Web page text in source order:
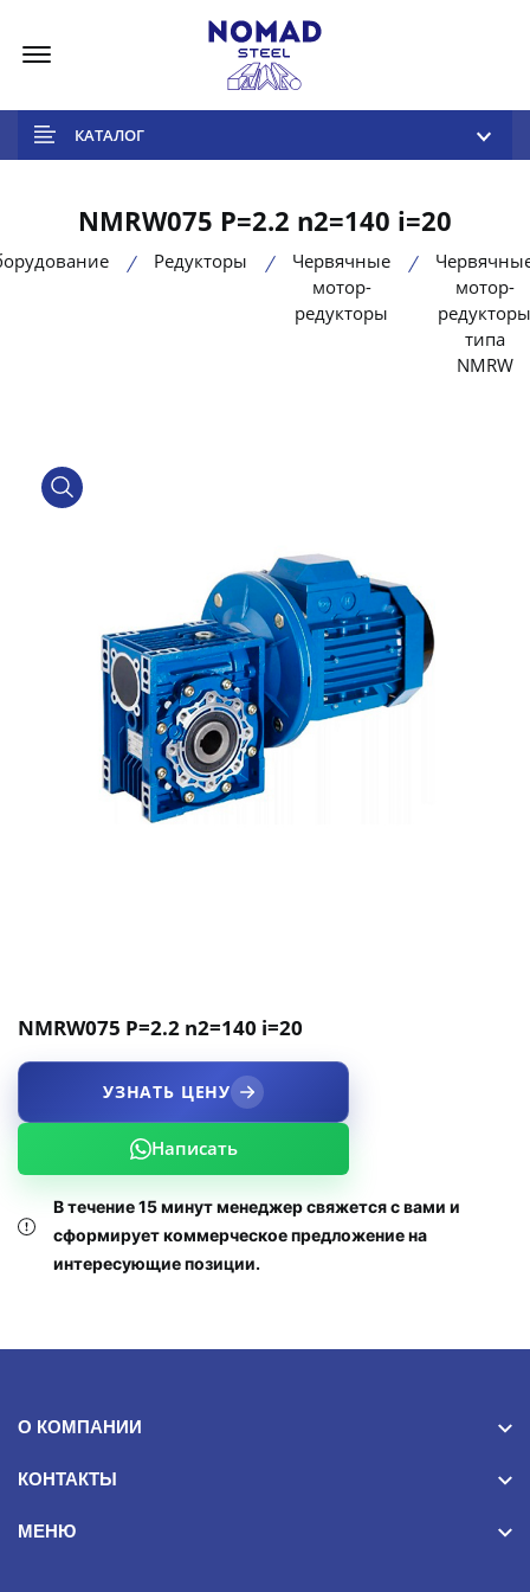
КАТАЛОГ
NMRW075 P=2.2 n2=140 i=20
Редукторы
Червячные
мотор-
редукторы
мотор-
редукторы
типа
NMRW
product view
NMRW075 P=2.2 n2=140 i=20
УЗНАТЬ ЦЕНУ
Написать
В течение 15 минут менеджер свяжется с вами и
сформирует коммерческое предложение на
интересующие позиции.
О КОМПАНИИ
КОНТАКТЫ
МЕНЮ